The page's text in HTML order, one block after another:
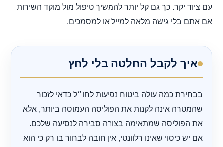
עם ציוד יקר. כך גם קל יותר להמשיך טיפול מול מוקד השירות
אם אתם בלי גישה מלאה למייל או למסמכים.
איך לקבל החלטה בלי לחץ
בבחירת כמה עולה ביטוח נסיעות לחו״ל כדאי לזכור
שהמטרה אינה לקנות את הפוליסה העמוסה ביותר, אלא
את הפוליסה שמתאימה בצורה סבירה לנסיעה שלכם.
אם יש כיסוי שאינו רלוונטי, אין חובה לבחור בו רק כי הוא